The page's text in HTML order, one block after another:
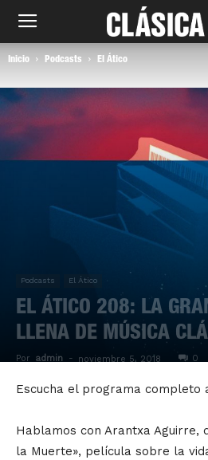
Inicio Podcasts El Ático
Podcasts El Ático
EL ÁTICO 208: LA
LLENA DE MÚSICA
Por admin - noviembre 5, 2018 0
Escucha el programa completo
Hablamos con Arantxa Aguirre,
la Muerte», película sobre la